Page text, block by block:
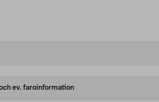
ev. faroinformation